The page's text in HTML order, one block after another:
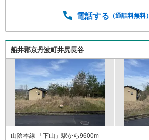
電話する （通話料無料）
船井郡京丹波町井尻長谷
山陰本線 「下山」駅から9600m